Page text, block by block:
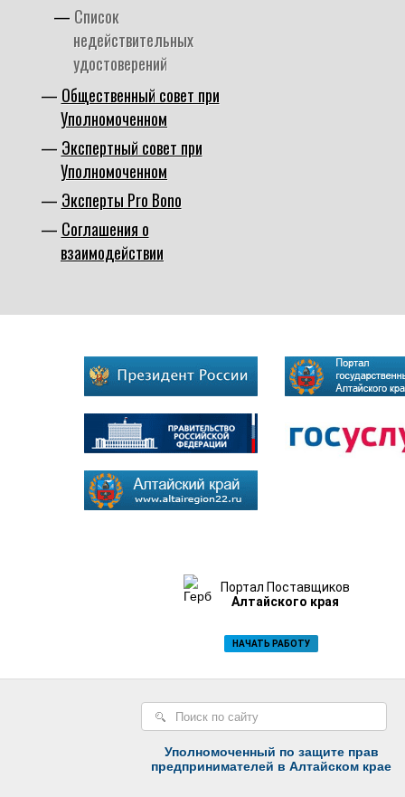
Список
недействительных
удостоверений
Общественный совет при
Уполномоченном
Экспертный совет при
Уполномоченном
Эксперты Pro Bono
Соглашения о
взаимодействии
Портал Поставщиков
Алтайского края
НАЧАТЬ РАБОТУ
Уполномоченный по защите прав
предпринимателей в Алтайском крае